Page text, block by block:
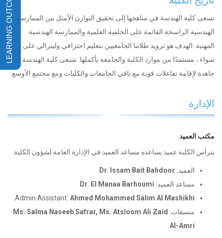
تسعى كلية الهندسة في مناهجها إلى تحقيق التوازن الأمثل بين الممارسة
الهندسية الراسخة القائمة على الخلفية العلمية والممارسة الهندسية
المهنية. الهدف هو تزويد طلابنا الجامعيين بتعليم احترافي وليبرالي على حد
سواء ، مستمدًا من موارد الكلية والجامعة بأكملها. تسعى كلية الهندسة
جاهدة لإقامة تفاعلات قوية مع باقي الجامعات والكليات ومع مجتمع الأوسع.
الإدارة
مكتب العميد
يترأس الكلية عميد يساعده مساعد العميد في الإدارة العامة لشؤون الكلية.
العميد: Dr. Issam Bait Bahdoor
مساعد العميد:
Admin Assistant: Ahmed Mohammed Salim Al Mashikhi
منسقات: Ms. Salma Naseeb Safrar, Ms. Atsloom Ali Zaid
Al-Amri